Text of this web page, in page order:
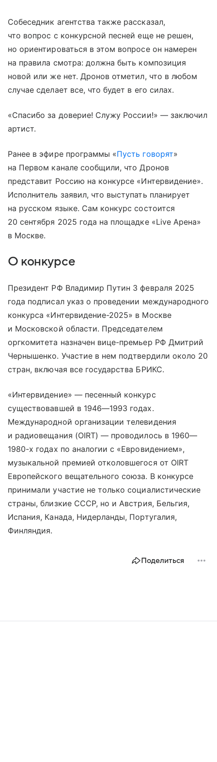
Собеседник агентства также рассказал,
что вопрос с конкурсной песней еще не решен,
но ориентироваться в этом вопросе он намерен
на правила смотра: должна быть композиция
новой или же нет. Дронов отметил, что в любом
случае сделает все, что будет в его силах.
«Спасибо за доверие! Служу России!» — заключил
артист.
Ранее в эфире программы «Пусть говорят»
на Первом канале сообщили, что Дронов
представит Россию на конкурсе «Интервидение».
Исполнитель заявил, что выступать планирует
на русском языке. Сам конкурс состоится
20 сентября 2025 года на площадке «Live Арена»
в Москве.
О конкурсе
Президент РФ Владимир Путин 3 февраля 2025
года подписал указ о проведении международного
конкурса «Интервидение-2025» в Москве
и Московской области. Председателем
оргкомитета назначен вице-премьер РФ Дмитрий
Чернышенко. Участие в нем подтвердили около 20
стран, включая все государства БРИКС.
«Интервидение» — песенный конкурс
существовавшей в 1946—1993 годах.
Международной организации телевидения
и радиовещания (OIRT) — проводилось в 1960—
1980-х годах по аналогии с «Евровидением»,
музыкальной премией отколовшегося от OIRT
Европейского вещательного союза. В конкурсе
принимали участие не только социалистические
страны, близкие СССР, но и Австрия, Бельгия,
Испания, Канада, Нидерланды, Португалия,
Финляндия.
Поделиться